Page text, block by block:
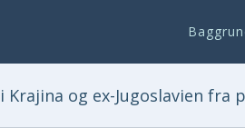
Krajina og ex-Jugoslavien fra